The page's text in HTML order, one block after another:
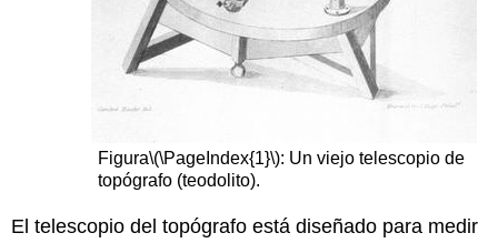
Figura\(\PageIndex{1}\): Un viejo telescopio de
topógrafo (teodolito).
El telescopio del topógrafo está diseñado para medir